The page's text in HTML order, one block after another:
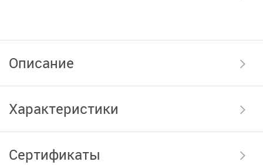
Описание
Характеристики
Сертификаты